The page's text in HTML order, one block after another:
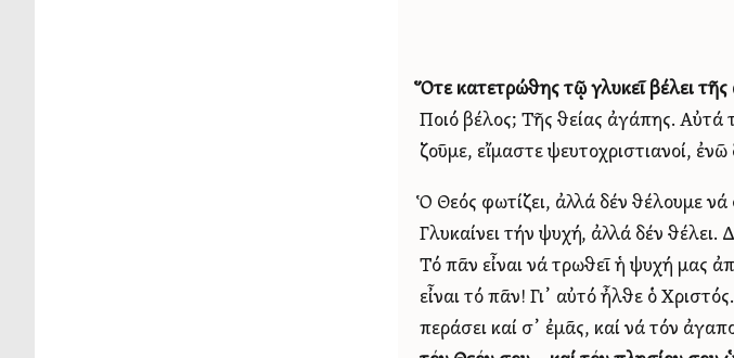
Ὅτε κατετρώθης τῷ γλυκεῖ βέλει
Ποιό βέλος; Τῆς θείας ἀγάπης. Αὐτά
ζοῦμε, εἴμαστε ψευτοχριστιανοί,
Ὁ Θεός φωτίζει, ἀλλά δέν θέλουμε
Γλυκαίνει τήν ψυχή, ἀλλά δέν θέλει.
Τό πᾶν εἶναι νά τρωθεῖ ἡ ψυχή μας
εἶναι τό πᾶν! Γι᾿ αὐτό ἦλθε ὁ
περάσει καί σ᾿ ἐμᾶς, καί νά τόν